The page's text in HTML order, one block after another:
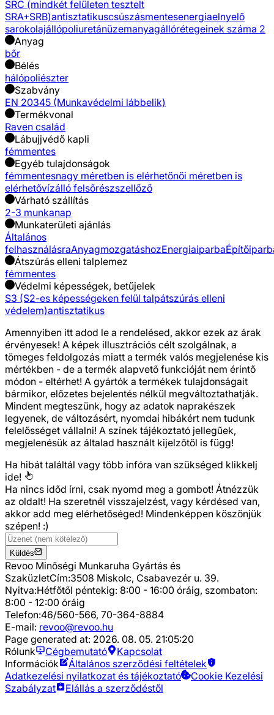
SRC (mindkét felületen tesztelt
SRA+SRB)antisztatikuscsúszásmentesenergiaelnyelő
sarokolajállópoliuretánüzemanyagállórétegeinek száma 2
Anyag
bőr
Bélés
hálópoliészter
Szabvány
EN 20345 (Munkavédelmi lábbelik)
Termékvonal
Raven család
Lábujjvédő kapli
fémmentes
Egyéb tulajdonságok
fémmentesnagy méretben is elérhetőnői méretben is
elérhetővízálló felsőrészszellőző
Várható szállítás
2-3 munkanap
Munkaterületi ajánlás
Általános
felhasználásraAnyagmozgatáshozEnergiaiparba
Átszúrás elleni talplemez
fémmentes
Védelmi képességek, betűjelek
S3 (S2-es képességeken felül talpátszúrás elleni
védelem)antisztatikus
Amennyiben itt adod le a rendelésed, akkor ezek az árak
érvényesek! A képek illusztrációs célt szolgálnak, a
tömeges feldolgozás miatt a termék valós megjelenése kis
mértékben - de a termék alapvető funkcióját nem érintő
módon - eltérhet! A gyártók a termékek tulajdonságait
bármikor, előzetes bejelentés nélkül megváltoztathatják.
Mindent megteszünk, hogy az adatok naprakészek
legyenek, de változásért, nyomdai hibákért nem tudunk
felelősséget vállalni! A színek tájékoztató jellegűek,
megjelenésük az általad használt kijelzőtől is függ!
Ha hibát találtál vagy több infóra van szükséged klikkelj
ide!
Ha nincs időd írni, csak nyomd meg a gombot! Átnézzük
az oldalt! Ha szeretnél visszajelzést, vagy kérdésed van,
akkor add meg elérhetőséged! Mindenképpen köszönjük
szépen! :)
Küldés
Revoo Minőségi Munkaruha Gyártás és
SzaküzletCím:3508 Miskolc, Csabavezér u. 39.
Nyitva:Hétfőtől péntekig: 8:00 - 16:00 óráig, szombaton:
8:00 - 12:00 óráig
Telefon:46/560-566, 70-364-8884
E-mail: revoo@revoo.hu
Page generated at: 2026. 08. 05. 21:05:20
Rólunk
Cégbemutató
Kapcsolat
Információk
Általános szerződési feltételek
Adatkezelési nyilatkozat és tájékoztató
Cookie Kezelési
Szabályzat
Elállás a szerződéstől